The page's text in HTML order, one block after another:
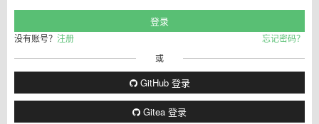
没有账号？ 注册
忘记密码？
或
GitHub 登录
Gitea 登录